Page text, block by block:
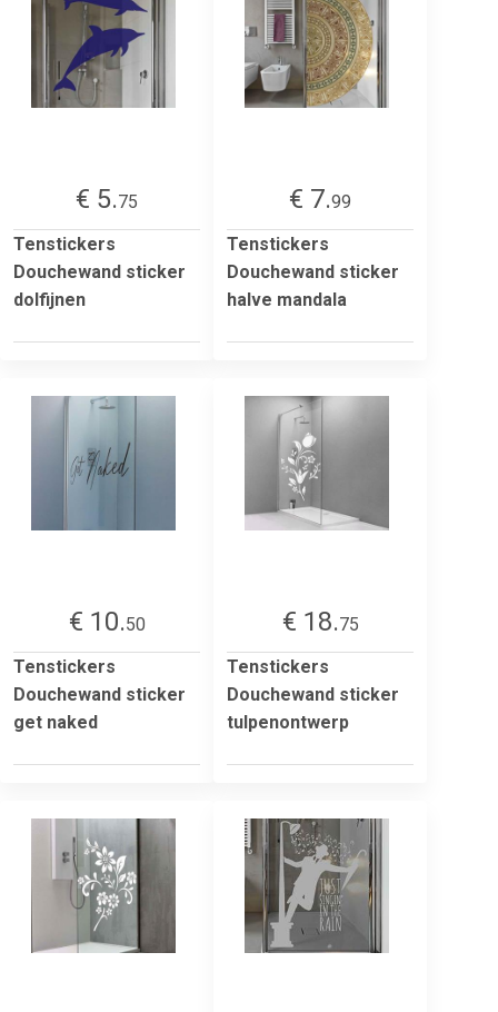
€ 5.75
Tenstickers
Douchewand sticker
dolfijnen
€ 7.99
Tenstickers
Douchewand sticker
halve mandala
€ 10.50
Tenstickers
Douchewand sticker
get naked
€ 18.75
Tenstickers
Douchewand sticker
tulpenontwerp